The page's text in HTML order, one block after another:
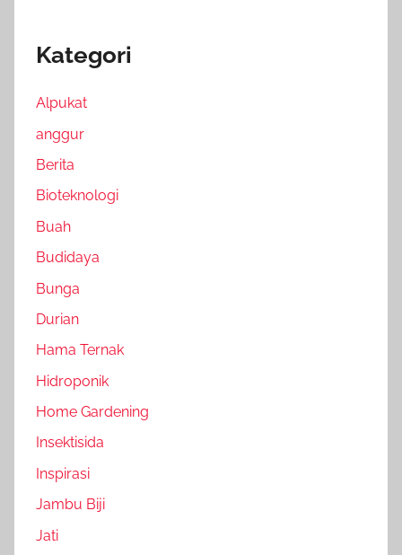
Kategori
Alpukat
anggur
Berita
Bioteknologi
Buah
Budidaya
Bunga
Durian
Hama Ternak
Hidroponik
Home Gardening
Insektisida
Inspirasi
Jambu Biji
Jati